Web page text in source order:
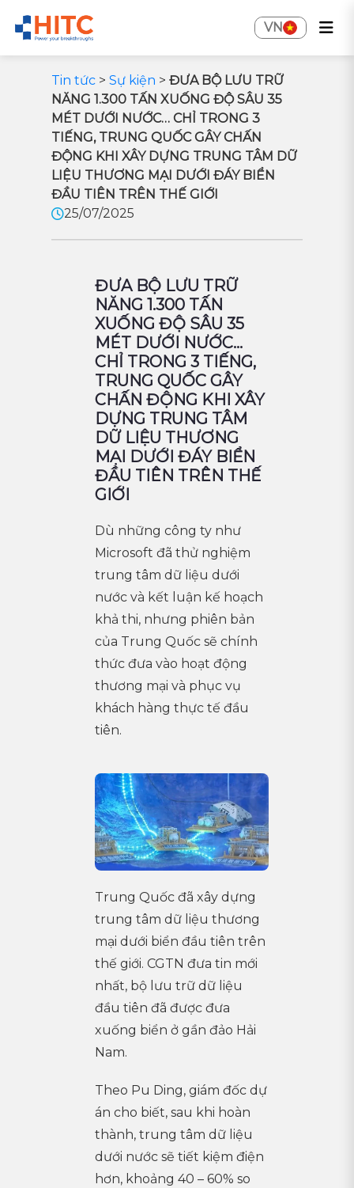
VN
Tin tức > Sự kiện > ĐƯA BỘ LƯU TRỮ
NĂNG 1.300 TẤN XUỐNG ĐỘ SÂU 35
MÉT DƯỚI NƯỚC… CHỈ TRONG 3
TIẾNG, TRUNG QUỐC GÂY CHẤN
ĐỘNG KHI XÂY DỰNG TRUNG TÂM DỮ
LIỆU THƯƠNG MẠI DƯỚI ĐÁY BIỂN
ĐẦU TIÊN TRÊN THẾ GIỚI
25/07/2025
ĐƯA BỘ LƯU TRỮ
NĂNG 1.300 TẤN
XUỐNG ĐỘ SÂU 35
MÉT DƯỚI NƯỚC…
CHỈ TRONG 3 TIẾNG,
TRUNG QUỐC GÂY
CHẤN ĐỘNG KHI XÂY
DỰNG TRUNG TÂM
DỮ LIỆU THƯƠNG
MẠI DƯỚI ĐÁY BIỂN
ĐẦU TIÊN TRÊN THẾ
GIỚI
Dù những công ty như
Microsoft đã thử nghiệm
trung tâm dữ liệu dưới
nước và kết luận kế hoạch
khả thi, nhưng phiên bản
của Trung Quốc sẽ chính
thức đưa vào hoạt động
thương mại và phục vụ
khách hàng thực tế đầu
tiên.
Trung Quốc đã xây dựng
trung tâm dữ liệu thương
mại dưới biển đầu tiên trên
thế giới. CGTN đưa tin mới
nhất, bộ lưu trữ dữ liệu
đầu tiên đã được đưa
xuống biển ở gần đảo Hải
Nam.
Theo Pu Ding, giám đốc dự
án cho biết, sau khi hoàn
thành, trung tâm dữ liệu
dưới nước sẽ tiết kiệm điện
hơn, khoảng 40 – 60% so